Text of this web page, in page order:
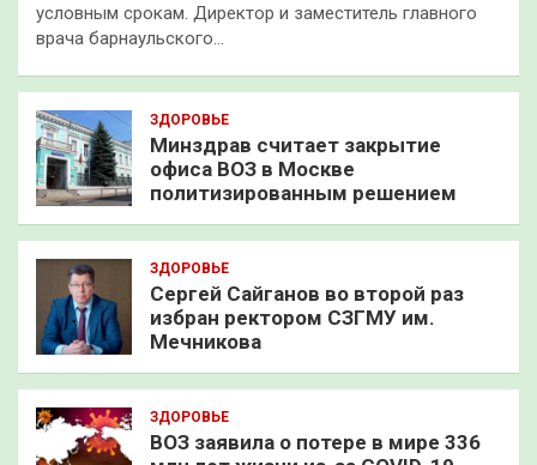
условным срокам. Директор и заместитель главного
врача барнаульского…
ЗДОРОВЬЕ
Минздрав считает закрытие
офиса ВОЗ в Москве
политизированным решением
ЗДОРОВЬЕ
Сергей Сайганов во второй раз
избран ректором СЗГМУ им.
Мечникова
ЗДОРОВЬЕ
ВОЗ заявила о потере в мире 336